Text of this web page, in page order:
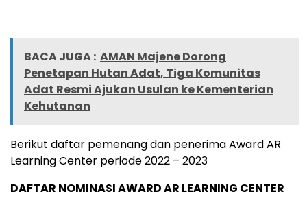
BACA JUGA : AMAN Majene Dorong
Penetapan Hutan Adat, Tiga Komunitas
Adat Resmi Ajukan Usulan ke Kementerian
Kehutanan
Berikut daftar pemenang dan penerima Award AR
Learning Center periode 2022 – 2023
DAFTAR NOMINASI AWARD AR LEARNING CENTER